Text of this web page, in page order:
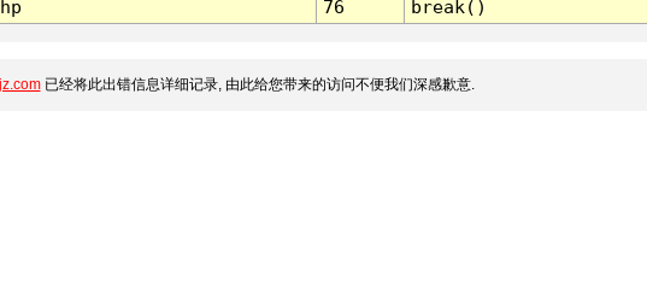
76 break()
已经将此出错信息详细记录, 由此给您带来的访问不便我们深感歉意.